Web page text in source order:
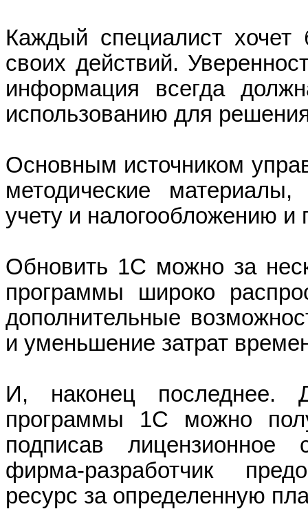
Каждый специалист
своих действий.
информация всегда
использованию для
Основным источником
методические материалы,
учету и налогообложению и
Обновить 1С можно за
программы широко
дополнительные
и уменьшение затрат
И, наконец последнее.
программы 1С можно
подписав лицензионное
фирма-разработчик
ресурс за определенную